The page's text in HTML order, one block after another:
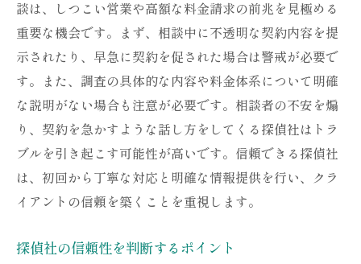
談は、しつこい営業や高額な料金請求の前兆を見極める
重要な機会です。まず、相談中に不透明な契約内容を提
示されたり、早急に契約を促された場合は警戒が必要で
す。また、調査の具体的な内容や料金体系について明確
な説明がない場合も注意が必要です。相談者の不安を煽
り、契約を急かすような話し方をしてくる探偵社はトラ
ブルを引き起こす可能性が高いです。信頼できる探偵社
は、初回から丁寧な対応と明確な情報提供を行い、クラ
イアントの信頼を築くことを重視します。
探偵社の信頼性を判断するポイント